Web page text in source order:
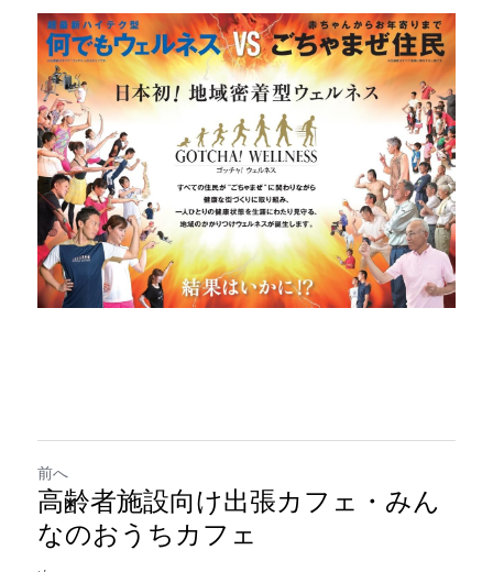
前へ
高齢者施設向け出張カフェ・みん
なのおうちカフェ